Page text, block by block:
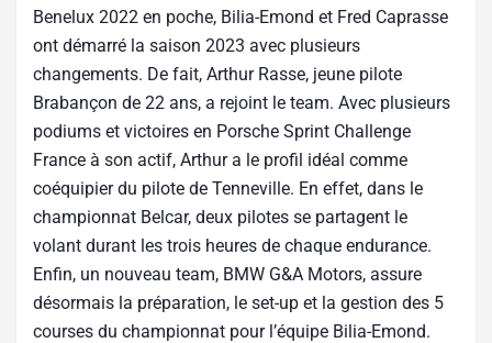
Benelux 2022 en poche, Bilia-Emond et Fred Caprasse
ont démarré la saison 2023 avec plusieurs
changements. De fait, Arthur Rasse, jeune pilote
Brabançon de 22 ans, a rejoint le team. Avec plusieurs
podiums et victoires en Porsche Sprint Challenge
France à son actif, Arthur a le profil idéal comme
coéquipier du pilote de Tenneville. En effet, dans le
championnat Belcar, deux pilotes se partagent le
volant durant les trois heures de chaque endurance.
Enfin, un nouveau team, BMW G&A Motors, assure
désormais la préparation, le set-up et la gestion des 5
courses du championnat pour l’équipe Bilia-Emond.